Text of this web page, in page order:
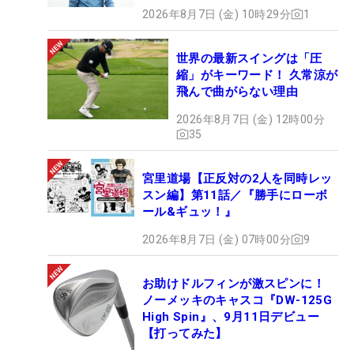
2026年8月7日 (金) 10時29分 1
世界の最新スイングは「圧
縮」がキーワード！ 久常涼が
飛んで曲がらない理由
2026年8月7日 (金) 12時00分
35
宮里道場【正反対の2人を同時レッ
スン編】第11話／『勝手にローボ
ール&ギュッ！』
2026年8月7日 (金) 07時00分 9
お助けドルフィンが激スピンに！
ノーメッキのキャスコ『DW-125G
High Spin』、9月11日デビュー
【打ってみた】